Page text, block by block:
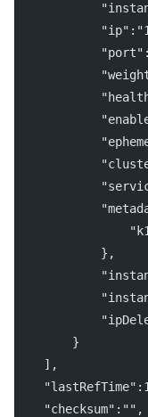
            },
        }
    ],
    "checksum":"",